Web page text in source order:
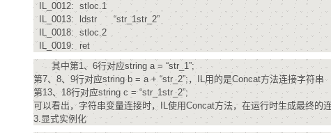
IL_0012: stloc.1
IL_0013: ldstr “str_1str_2”
IL_0018: stloc.2
IL_0019: ret
其中第1、6行对应string a = “str_1”;
第7、8、9行对应string b = a + “str_2”;，IL用的是Concat方法连接字符串
第13、18行对应string c = “str_1str_2”;
可以看出，字符串变量连接时，IL使用Concat方法，在运行时生成最终
3.显式实例化